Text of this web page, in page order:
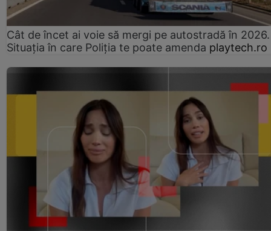
Cât de încet ai voie să mergi pe autostradă în 2026.
Situația în care Poliția te poate amenda playtech.ro